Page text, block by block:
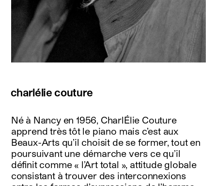
charlélie couture
Né à Nancy en 1956, CharlÉlie Couture
apprend très tôt le piano mais c’est aux
Beaux-Arts qu’il choisit de se former, tout en
poursuivant une démarche vers ce qu’il
définit comme « l’Art total », attitude globale
consistant à trouver des interconnexions